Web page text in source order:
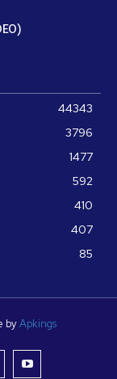
44343
3796
1477
592
410
407
85
byApkings